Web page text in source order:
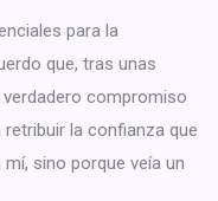
para la
que, tras unas
compromiso
la confianza que
sino porque veía un